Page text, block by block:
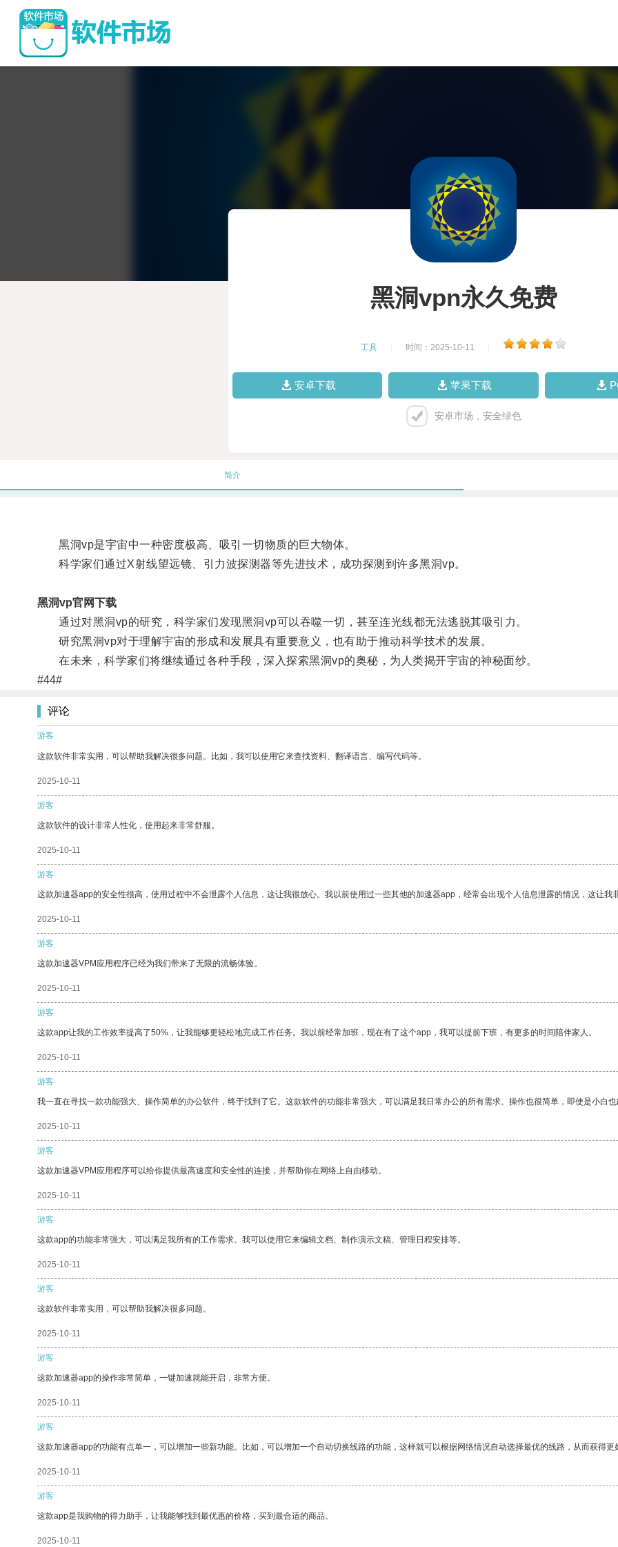
黑洞vpn永久免费
工具 时间：2025-10-11
安卓下载 苹果下载
安卓市场，安全绿色
简介
黑洞vp是宇宙中一种密度极高、吸引一切物质的巨大物体。
科学家们通过X射线望远镜、引力波探测器等先进技术，成功探测到许多黑洞vp。
黑洞vp官网下载
通过对黑洞vp的研究，科学家们发现黑洞vp可以吞噬一切，甚至连光线都无法逃脱其吸引力。
研究黑洞vp对于理解宇宙的形成和发展具有重要意义，也有助于推动科学技术的发展。
在未来，科学家们将继续通过各种手段，深入探索黑洞vp的奥秘，为人类揭开宇宙的神秘面纱。
#44#
评论
游客
这款软件非常实用，可以帮助我解决很多问题。比如，我可以使用它来查找资料、翻译语言、编写代码等。
2025-10-11
游客
这款软件的设计非常人性化，使用起来非常舒服。
2025-10-11
游客
这款加速器app的安全性很高，使用过程中不会泄露个人信息，这让我很放心。我以前使用过一些其他的加速器app，经常会出现个人信息泄露的情况，这让我
2025-10-11
游客
这款加速器VPM应用程序已经为我们带来了无限的流畅体验。
2025-10-11
游客
这款app让我的工作效率提高了50%，让我能够更轻松地完成工作任务。我以前经常加班，现在有了这个app，我可以提前下班，有更多的时间陪伴家人。
2025-10-11
游客
我一直在寻找一款功能强大、操作简单的办公软件，终于找到了它。这款软件的功能非常强大，可以满足我日常办公的所有需求。操作也很简单，即使是小白也
2025-10-11
游客
这款加速器VPM应用程序可以给你提供最高速度和安全性的连接，并帮助你在网络上自由移动。
2025-10-11
游客
这款app的功能非常强大，可以满足我所有的工作需求。我可以使用它来编辑文档、制作演示文稿、管理日程安排等。
2025-10-11
游客
这款软件非常实用，可以帮助我解决很多问题。
2025-10-11
游客
这款加速器app的操作非常简单，一键加速就能开启，非常方便。
2025-10-11
游客
这款加速器app的功能有点单一，可以增加一些新功能。比如，可以增加一个自动切换线路的功能，这样就可以根据网络情况自动选择最优的线路，从而获得更
2025-10-11
游客
这款app是我购物的得力助手，让我能够找到最优惠的价格，买到最合适的商品。
2025-10-11